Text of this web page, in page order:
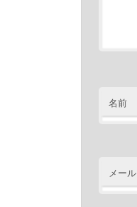
名前
メール